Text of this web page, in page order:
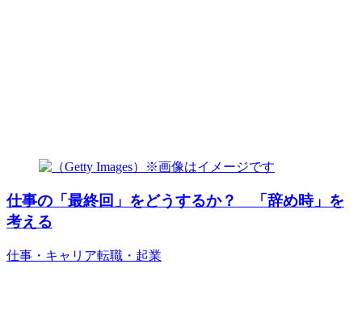
仕事の「最終回」をどうするか？ 「辞め時」を
考える
仕事・キャリア転職・起業